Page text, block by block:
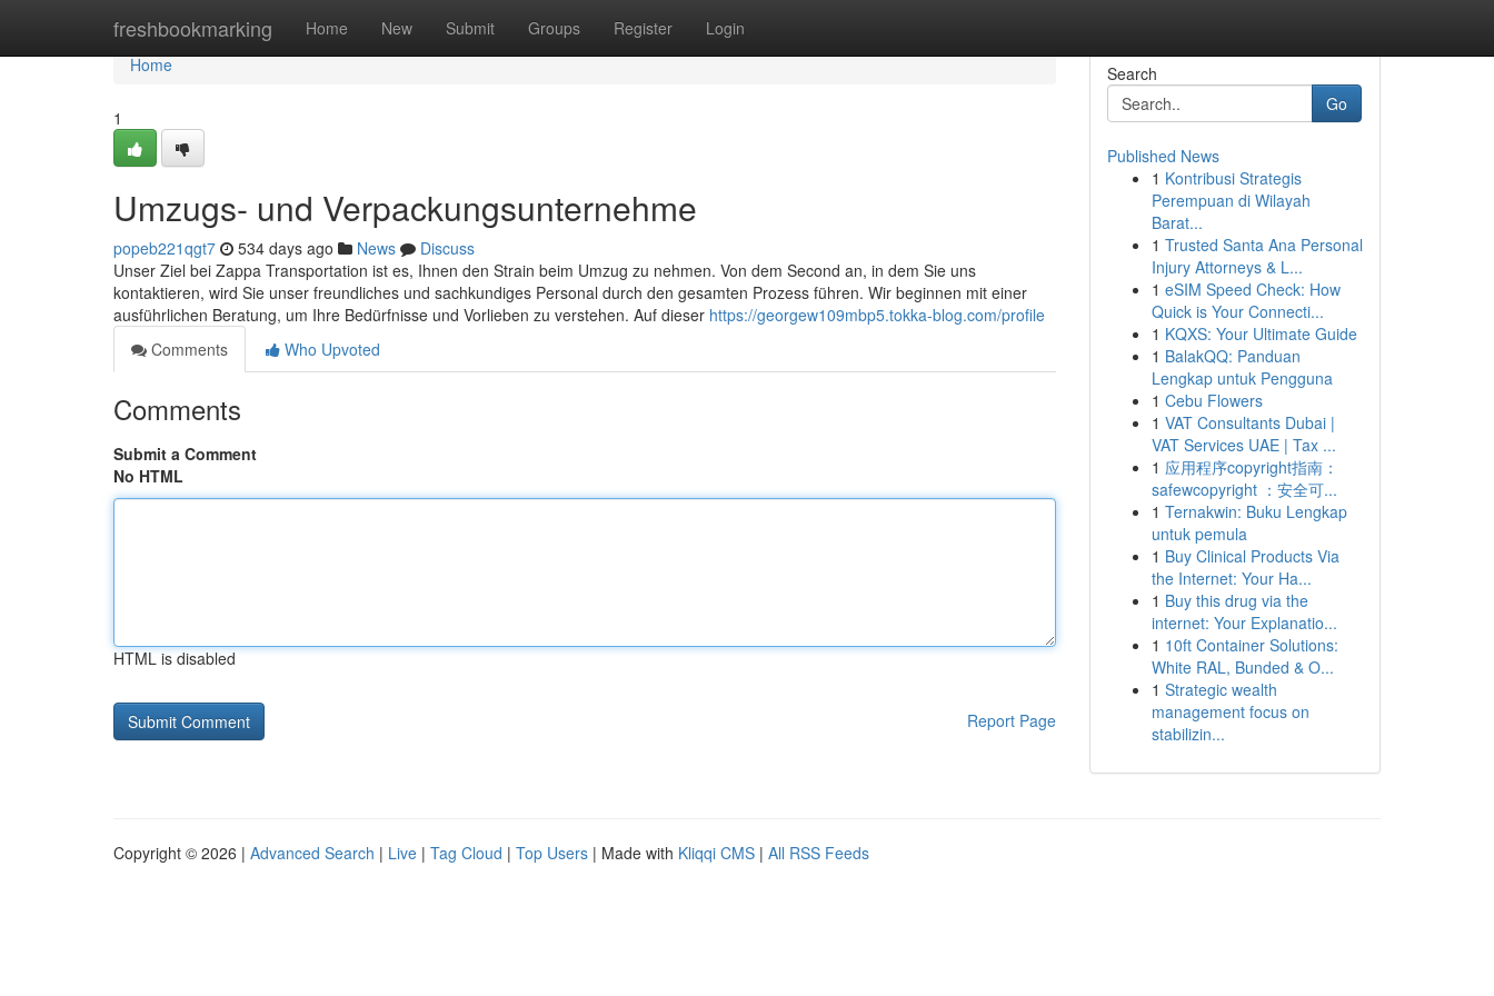
freshbookmarking Home New Submit Groups Register Login
Home
Home
1
Umzugs- und Verpackungsunternehme
popeb221qgt7 534 days ago News
Discuss
Unser Ziel bei Zappa Transportation ist es, Ihnen den Strain beim Umzug zu nehmen. Von dem Second an, in dem Sie uns
kontaktieren, wird Sie unser freundliches und sachkundiges Personal durch den gesamten Prozess führen. Wir beginnen mit einer
ausführlichen Beratung, um Ihre Bedürfnisse und Vorlieben zu verstehen. Auf dieser https://georgew109mbp5.tokka-blog.com/profile
Comments
Who Upvoted
Comments
Submit a Comment
No HTML
HTML is disabled
Report Page
Search
Go
Published News
1 Kontribusi Strategis
Perempuan di Wilayah
Barat...
1 Trusted Santa Ana Personal
Injury Attorneys & L...
1 eSIM Speed Check: How
Quick is Your Connecti...
1 KQXS: Your Ultimate Guide
1 BalakQQ: Panduan
Lengkap untuk Pengguna
1 Cebu Flowers
1 VAT Consultants Dubai |
VAT Services UAE | Tax ...
1 应用程序copyright指南：
safewcopyright ：安全可...
1 Ternakwin: Buku Lengkap
untuk pemula
1 Buy Clinical Products Via
the Internet: Your Ha...
1 Buy this drug via the
internet: Your Explanatio...
1 10ft Container Solutions:
White RAL, Bunded & O...
1 Strategic wealth
management focus on
stabilizin...
Copyright © 2026 | Advanced Search | Live | Tag Cloud | Top Users | Made with Kliqqi CMS | All RSS Feeds